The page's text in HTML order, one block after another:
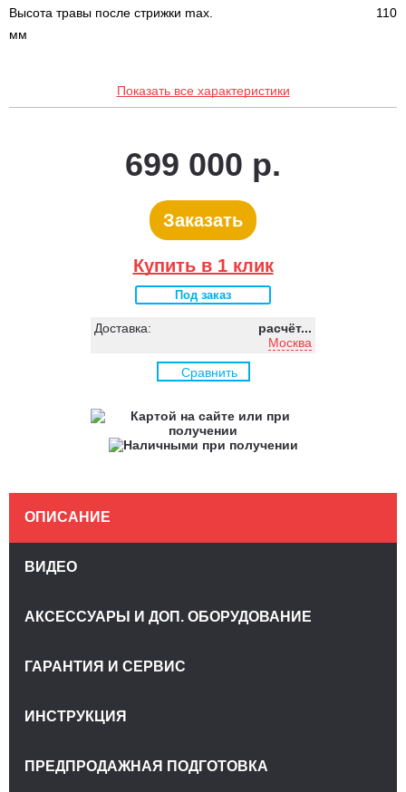
Высота травы после стрижки max.
мм
110
Показать все характеристики
699 000 р.
Заказать
Купить в 1 клик
Под заказ
Доставка:
расчёт...
Москва
Сравнить
ОПИСАНИЕ
ВИДЕО
АКСЕССУАРЫ И ДОП. ОБОРУДОВАНИЕ
ГАРАНТИЯ И СЕРВИС
ИНСТРУКЦИЯ
ПРЕДПРОДАЖНАЯ ПОДГОТОВКА